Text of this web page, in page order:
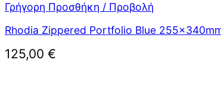
Γρήγορη Προσθήκη / Προβολή
Rhodia Zippered Portfolio Blue
125,00 €